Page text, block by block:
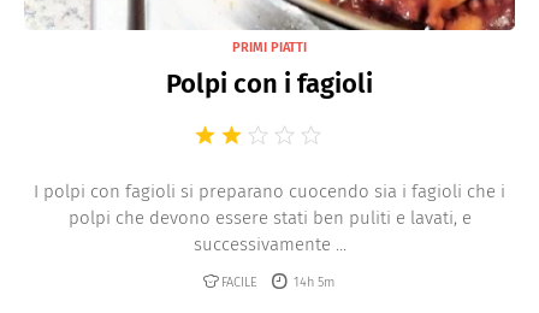
PRIMI PIATTI
Polpi con i fagioli
I polpi con fagioli si preparano cuocendo sia i fagioli che i
polpi che devono essere stati ben puliti e lavati, e
successivamente ...
FACILE 14h 5m